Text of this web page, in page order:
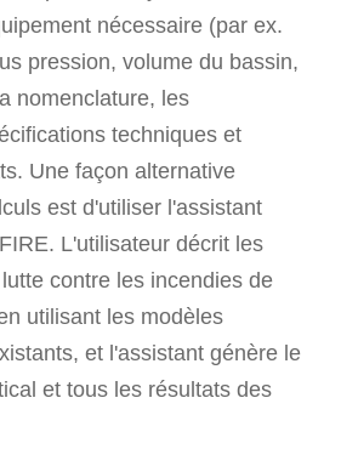
nécessaire (par ex.
pression, volume du bassin,
nomenclature, les
techniques et
Une façon alternative
est d'utiliser l'assistant
L'utilisateur décrit les
contre les incendies de
utilisant les modèles
et l'assistant génère le
et tous les résultats des